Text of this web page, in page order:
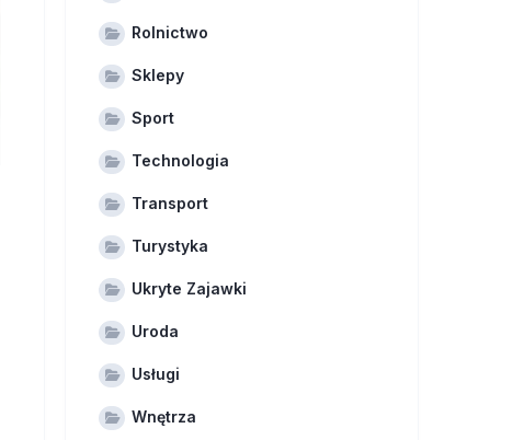
Rolnictwo
Sklepy
Sport
Technologia
Transport
Turystyka
Ukryte Zajawki
Uroda
Usługi
Wnętrza